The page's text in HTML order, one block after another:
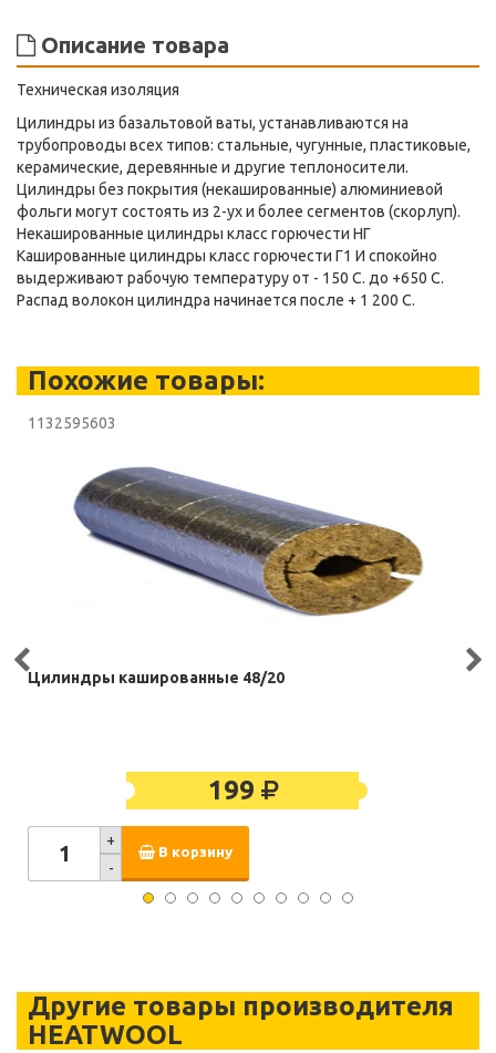
Описание товара
Техническая изоляция
Цилиндры из базальтовой ваты, устанавливаются на
трубопроводы всех типов: стальные, чугунные, пластиковые,
керамические, деревянные и другие теплоносители.
Цилиндры без покрытия (некашированные) алюминиевой
фольги могут состоять из 2-ух и более сегментов (скорлуп).
Некашированные цилиндры класс горючести НГ
Кашированные цилиндры класс горючести Г1 И спокойно
выдерживают рабочую температуру от - 150 С. до +650 С.
Распад волокон цилиндра начинается после + 1 200 С.
Похожие товары:
1132595603
Цилиндры кашированные 48/20
199
+
-
В корзину
Другие товары производителя
HEATWOOL